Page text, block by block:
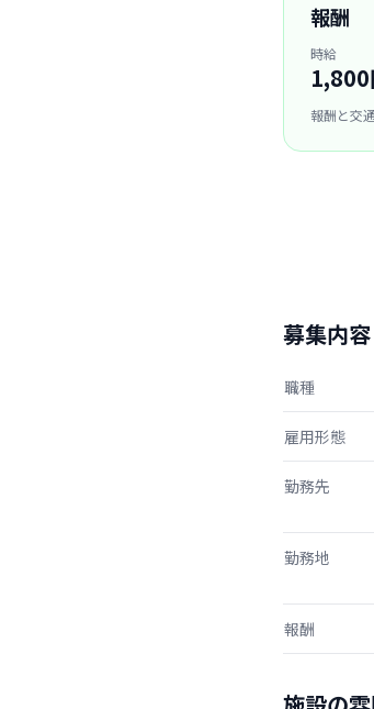
報酬
時給
報酬と交
募集内容
職種
雇用形態
勤務先
勤務地
報酬